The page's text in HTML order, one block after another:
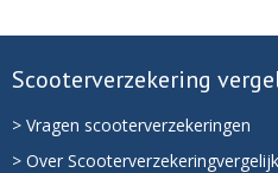
Scooterverzekering
> Vragen scooterverzekeringen
> Over